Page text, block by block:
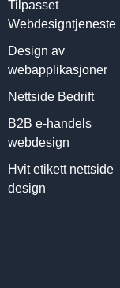
Tilpasset
Webdesigntjeneste
Design av
webapplikasjoner
Nettside Bedrift
B2B e-handels
webdesign
Hvit etikett nettside
design